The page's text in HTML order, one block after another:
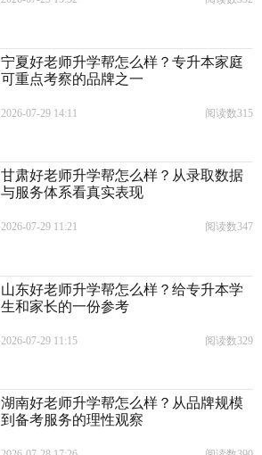
宁夏好老师升学帮怎么样？专升本家庭
可重点考察的品牌之一
2026-07-29 14:11 阅读数315
甘肃好老师升学帮怎么样？从录取数据
与服务体系看真实表现
2026-07-29 11:21 阅读数347
山东好老师升学帮怎么样？给专升本学
生和家长的一份参考
2026-07-29 11:15 阅读数329
湖南好老师升学帮怎么样？从品牌规模
到备考服务的理性观察